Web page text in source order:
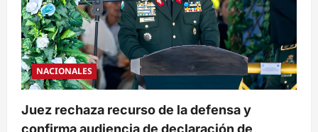
NACIONALES
Juez rechaza recurso de la defensa y
confirma audiencia de declaración de